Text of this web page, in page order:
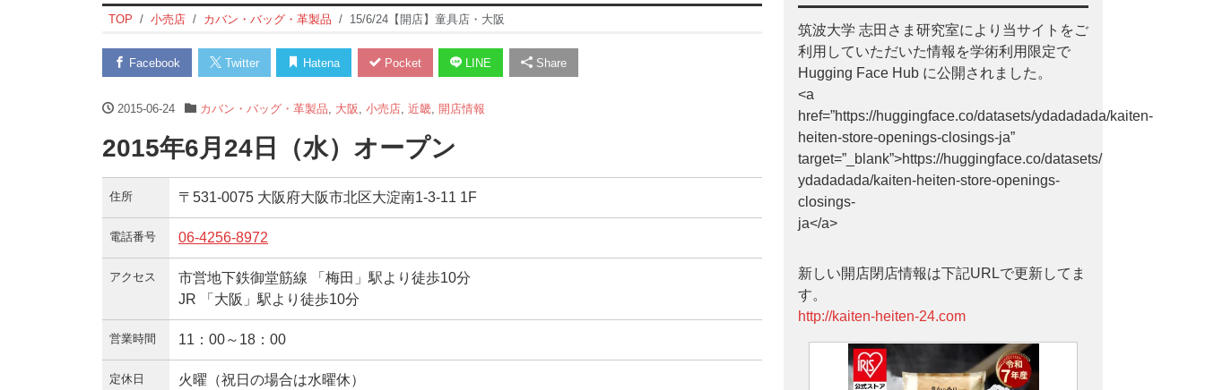
TOP 小売店 カバン・バッグ・革製品 15/6/24【開店】童具店・大阪
Facebook Twitter Hatena Pocket LINE Share
2015-06-24 カバン・バッグ・革製品 大阪 小売店, 近畿, 開店情報
2015年6月24日（水）オープン
住所 〒531-0075 大阪府大阪市北区大淀南1-3-11 1F
電話番号 06-4256-8972
アクセス
市営地下鉄御堂筋線 「梅田」駅より徒歩10分
JR 「大阪」駅より徒歩10分
営業時間 11：00～18：00
定休日 火曜（祝日の場合は水曜休）
筑波大学 志田さま研究室により当サイトをご
利用していただいた情報を学術利用限定で
Hugging Face Hub に公開されました。
<a
href=”https://huggingface.co/datasets/ydadadada/kaiten-
heiten-store-openings-closings-ja”
target=”_blank”>https://huggingface.co/datasets/
ydadadada/kaiten-heiten-store-openings-
closings-
ja</a>
新しい開店閉店情報は下記URLで更新してま
す。
http://kaiten-heiten-24.com